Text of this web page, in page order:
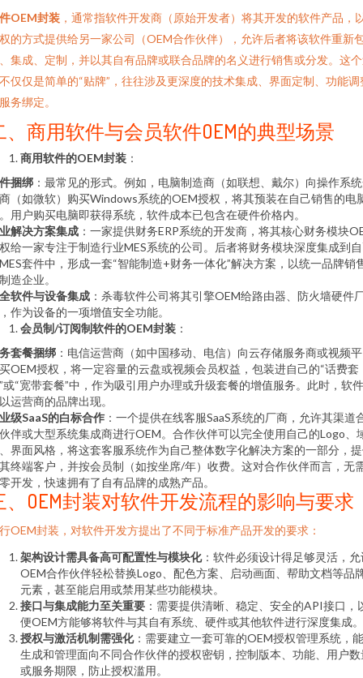
OEM封装 ，通常指软件开发商（原始开发者）将其开发的软件产品，
的方式提供给另一家公司（OEM合作伙伴），允许后者将该软件重新
集成、定制，并以其自有品牌或联合品牌的名义进行销售或分发。这
仅仅是简单的“贴牌”，往往涉及更深度的技术集成、界面定制、功能调
务绑定。
、商用软件与会员软件OEM的典型场景
商用软件的OEM封装 ：
捆绑 ：最常见的形式。例如，电脑制造商（如联想、戴尔）向操作系
（如微软）购买Windows系统的OEM授权，将其预装在自己销售的电
用户购买电脑即获得系统，软件成本已包含在硬件价格内。
解决方案集成 ：一家提供财务ERP系统的开发商，将其核心财务模块
给一家专注于制造行业MES系统的公司。后者将财务模块深度集成到
套件中，形成一套“智能制造+财务一体化”解决方案，以统一品牌销
造企业。
软件与设备集成 ：杀毒软件公司将其引擎OEM给路由器、防火墙硬件
作为设备的一项增值安全功能。
会员制/订阅制软件的OEM封装 ：
套餐捆绑 ：电信运营商（如中国移动、电信）向云存储服务商或视频
OEM授权，将一定容量的云盘或视频会员权益，包装进自己的“话费套
或“宽带套餐”中，作为吸引用户办理或升级套餐的增值服务。此时，软
运营商的品牌出现。
级SaaS的白标合作 ：一个提供在线客服SaaS系统的厂商，允许其渠道
伴或大型系统集成商进行OEM。合作伙伴可以完全使用自己的Logo、
界面风格，将这套客服系统作为自己整体数字化解决方案的一部分，
终端客户，并按会员制（如按坐席/年）收费。这对合作伙伴而言，无
开发，快速拥有了自有品牌的成熟产品。
、OEM封装对软件开发流程的影响与要求
OEM封装，对软件开发方提出了不同于标准产品开发的要求：
架构设计需具备高可配置性与模块化：软件必须设计得足够灵活，允
OEM合作伙伴轻松替换Logo、配色方案、启动画面、帮助文档等品
元素，甚至能启用或禁用某些功能模块。
接口与集成能力至关重要 ：需要提供清晰、稳定、安全的API接口，
便OEM方能够将软件与其自有系统、硬件或其他软件进行深度集成。
授权与激活机制需强化：需要建立一套可靠的OEM授权管理系统，
生成和管理面向不同合作伙伴的授权密钥，控制版本、功能、用户数
或服务期限，防止授权滥用。